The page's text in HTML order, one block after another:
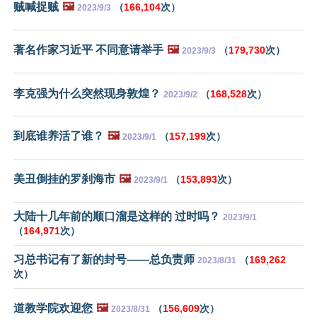
贼喊捉贼 🖼️ 2023/9/3 （166,104次）
著名作家习近平 不同意请举手 🖼️ 2023/9/3 （179,730次）
李克强为什么突然现身敦煌？ 2023/9/2 （168,528次）
到底谁养活了谁？ 🖼️ 2023/9/1 （157,199次）
美丑倒挂的罗刹海市 🖼️ 2023/9/1 （153,893次）
大陆十几年前的顺口溜是这样的 过时吗？ 2023/9/1
（164,971次）
习总书记有了新的封号——总负责师 2023/8/31 （169,262
次）
道教学院欢迎您 🖼️ 2023/8/31 （156,609次）